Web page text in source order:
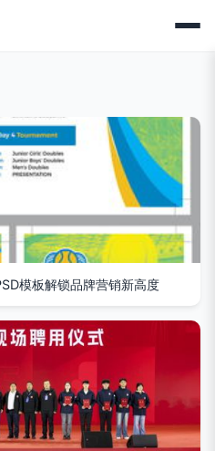
模板解锁品牌营销新高度